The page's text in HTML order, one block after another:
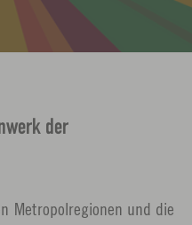
der
Metropolregionen und die